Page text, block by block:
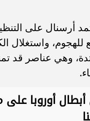
أرسنال على
للهجوم، واستغلال
وهي عناصر قد
أوروبا